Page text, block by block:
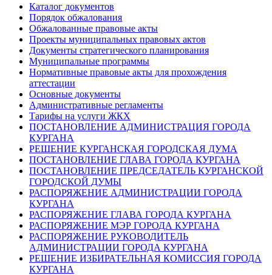
Каталог документов
Порядок обжалования
Обжалованные правовые акты
Проекты муниципальных правовых актов
Документы стратегического планирования
Муниципальные программы
Нормативные правовые акты для прохождения
аттестации
Основные документы
Административные регламенты
Тарифы на услуги ЖКХ
ПОСТАНОВЛЕНИЕ АДМИНИСТРАЦИЯ ГОРОДА
КУРГАНА
РЕШЕНИЕ КУРГАНСКАЯ ГОРОДСКАЯ ДУМА
ПОСТАНОВЛЕНИЕ ГЛАВА ГОРОДА КУРГАНА
ПОСТАНОВЛЕНИЕ ПРЕДСЕДАТЕЛЬ КУРГАНСКОЙ
ГОРОДСКОЙ ДУМЫ
РАСПОРЯЖЕНИЕ АДМИНИСТРАЦИИ ГОРОДА
КУРГАНА
РАСПОРЯЖЕНИЕ ГЛАВА ГОРОДА КУРГАНА
РАСПОРЯЖЕНИЕ МЭР ГОРОДА КУРГАНА
РАСПОРЯЖЕНИЕ РУКОВОДИТЕЛЬ
АДМИНИСТРАЦИИ ГОРОДА КУРГАНА
РЕШЕНИЕ ИЗБИРАТЕЛЬНАЯ КОМИССИЯ ГОРОДА
КУРГАНА